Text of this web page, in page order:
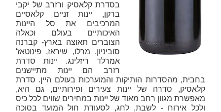
בסדרת קלאסיק ורזרב של יקבי
ברקן, יינות זניים קלאסיים
המרכיבים את סל היינות
האיכותיים בעולם וכאלה
הצוברים תאוצה בארץ- קברנה
סוביניון, מרלו, שיראז, פינוטאז'
אמרלד ריזלינג. יינות סדרת
רזרב הם יינות מתיישנים
בחבית, מהסדרות הותיקות והמוערכות בעולם היין. סדרת
קלאסיק, סדרה של יינות צעירים ופירותיים, גם היא,
מאפשרת מגוון רחב מאוד של יינות במחירים שווים לכל כיס
ולכל אירוח - לשבת, לחג, לסעודת חול המועד בסוכה